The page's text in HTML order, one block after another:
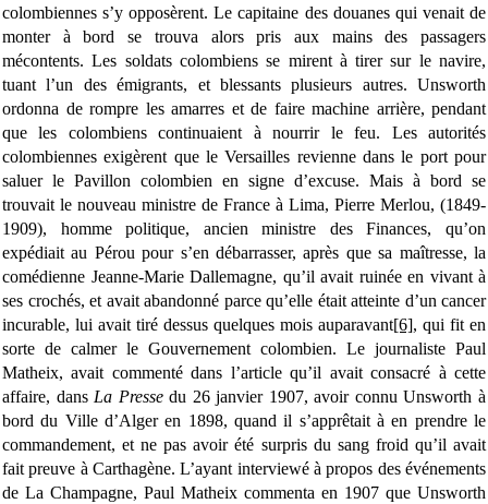
colombiennes s’y opposèrent. Le capitaine des douanes qui venait de
monter à bord se trouva alors pris aux mains des passagers
mécontents. Les soldats colombiens se mirent à tirer sur le navire,
tuant l’un des émigrants, et blessants plusieurs autres. Unsworth
ordonna de rompre les amarres et de faire machine arrière, pendant
que les colombiens continuaient à nourrir le feu. Les autorités
colombiennes exigèrent que le Versailles revienne dans le port pour
saluer le Pavillon colombien en signe d’excuse. Mais à bord se
trouvait le nouveau ministre de France à Lima, Pierre Merlou, (1849-
1909), homme politique, ancien ministre des Finances, qu’on
expédiait au Pérou pour s’en débarrasser, après que sa maîtresse, la
comédienne Jeanne-Marie Dallemagne, qu’il avait ruinée en vivant à
ses crochés, et avait abandonné parce qu’elle était atteinte d’un cancer
incurable, lui avait tiré dessus quelques mois auparavant[6], qui fit en
sorte de calmer le Gouvernement colombien. Le journaliste Paul
Matheix, avait commenté dans l’article qu’il avait consacré à cette
affaire, dansLa Pressedu 26 janvier 1907, avoir connu Unsworth à
bord du Ville d’Alger en 1898, quand il s’apprêtait à en prendre le
commandement, et ne pas avoir été surpris du sang froid qu’il avait
fait preuve à Carthagène. L’ayant interviewé à propos des événements
de La Champagne, Paul Matheix commenta en 1907 que Unsworth